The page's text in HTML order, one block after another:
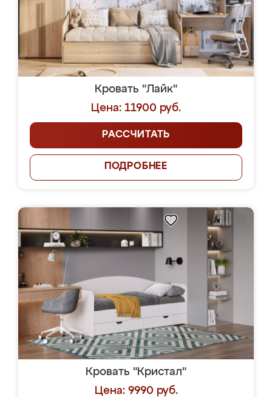
Кровать "Лайк"
Цена: 11900 руб.
РАССЧИТАТЬ
ПОДРОБНЕЕ
Кровать "Кристал"
Цена: 9990 руб.